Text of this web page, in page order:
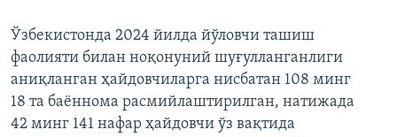
Ўзбекистонда 2024 йилда йўловчи ташиш
фаолияти билан ноқонуний шуғулланганлиги
аниқланган ҳайдовчиларга нисбатан 108 минг
18 та баённома расмийлаштирилган, натижада
42 минг 141 нафар ҳайдовчи ўз вақтида